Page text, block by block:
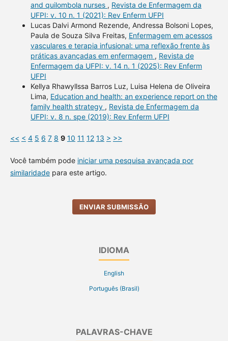
and quilombola nurses , Revista de Enfermagem da
UFPI: v. 10 n. 1 (2021): Rev Enferm UFPI
Lucas Dalvi Armond Rezende, Andressa Bolsoni Lopes,
Paula de Souza Silva Freitas, Enfermagem em acessos
vasculares e terapia infusional: uma reflexão frente às
práticas avançadas em enfermagem , Revista de
Enfermagem da UFPI: v. 14 n. 1 (2025): Rev Enferm
UFPI
Kellya Rhawyllssa Barros Luz, Luisa Helena de Oliveira
Lima, Education and health: an experience report on the
family health strategy , Revista de Enfermagem da
UFPI: v. 8 n. spe (2019): Rev Enferm UFPI
<< < 4 5 6 7 8 9 10 11 12 13 > >>
Você também pode iniciar uma pesquisa avançada por
similaridadepara este artigo.
ENVIAR SUBMISSÃO
IDIOMA
English
Português (Brasil)
PALAVRAS-CHAVE